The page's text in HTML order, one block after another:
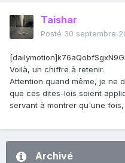
Taishar
Posté 30 septembre
Voilà, un chiffre à retenir.
Attention quand même, je ne
que ces dites-lois soient
servant à montrer qu'une
Archivé